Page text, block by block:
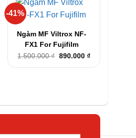
-41% +
Ngàm MF Viltrox NF-
FX1 For Fujifilm
1.500.000₫ Giá
là:
890.000 ₫Giá
hiện
tại